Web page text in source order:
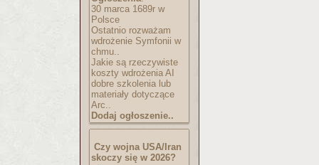
30 marca 1689r w
Polsce
Ostatnio rozważam
wdrożenie Symfonii w
chmu..
Jakie są rzeczywiste
koszty wdrożenia AI
dobre szkolenia lub
materiały dotyczące
Arc..
Dodaj ogłoszenie..
Czy wojna USA/Iran
skoczy się w 2026?